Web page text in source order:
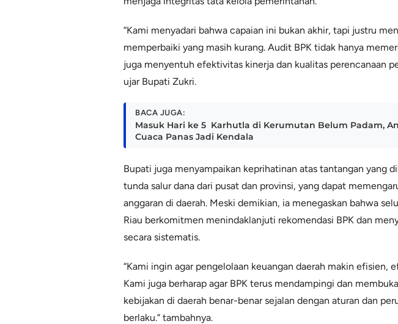
“Kami menyadari bahwa capaian ini bukan akhir, tapi justru
memperbaiki yang masih kurang. Audit BPK tidak hanya
juga menyentuh efektivitas kinerja dan kualitas perencanaan
ujar Bupati Zukri.
BACA JUGA:
Masuk Hari ke 5 Karhutla di Kerumutan Belum Padam,
Cuaca Panas Jadi Kendala
Bupati juga menyampaikan keprihatinan atas tantangan yang
tunda salur dana dari pusat dan provinsi, yang dapat
anggaran di daerah. Meski demikian, ia menegaskan bahwa
Riau berkomitmen menindaklanjuti rekomendasi BPK dan
secara sistematis.
“Kami ingin agar pengelolaan keuangan daerah makin efisien,
Kami juga berharap agar BPK terus mendampingi dan
kebijakan di daerah benar-benar sejalan dengan aturan dan
berlaku.” tambahnya.